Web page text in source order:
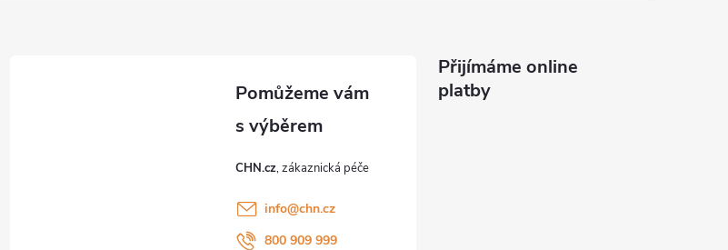
CHN.cz
info@chn.cz
800 909 999
Přijímáme online
platby